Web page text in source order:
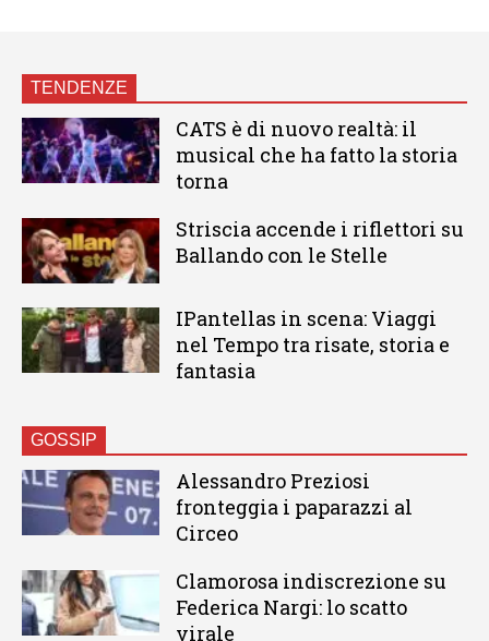
TENDENZE
CATS è di nuovo realtà: il
musical che ha fatto la storia
torna
Striscia accende i riflettori su
Ballando con le Stelle
IPantellas in scena: Viaggi
nel Tempo tra risate, storia e
fantasia
GOSSIP
Alessandro Preziosi
fronteggia i paparazzi al
Circeo
Clamorosa indiscrezione su
Federica Nargi: lo scatto
virale